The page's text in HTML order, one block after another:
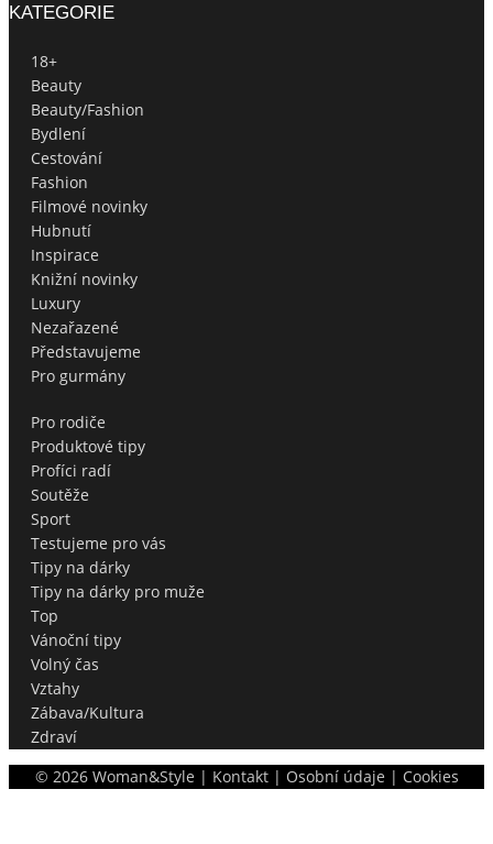
KATEGORIE
18+
Beauty
Beauty/Fashion
Bydlení
Cestování
Fashion
Filmové novinky
Hubnutí
Inspirace
Knižní novinky
Luxury
Nezařazené
Představujeme
Pro gurmány
Pro rodiče
Produktové tipy
Profíci radí
Soutěže
Sport
Testujeme pro vás
Tipy na dárky
Tipy na dárky pro muže
Top
Vánoční tipy
Volný čas
Vztahy
Zábava/Kultura
Zdraví
© 2026Woman&Style | Kontakt| Osobní údaje | Cookies